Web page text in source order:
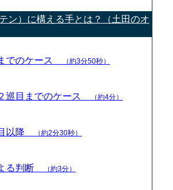
ン）に構える手とは？（土田のオ
でのケース （約3分50秒）
巡目までのケース （約4分）
以降 （約2分30秒）
る判断 （約3分）